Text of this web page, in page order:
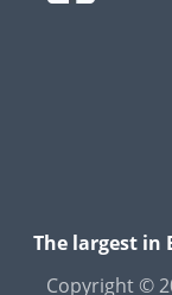
The largest in
Copyright ©